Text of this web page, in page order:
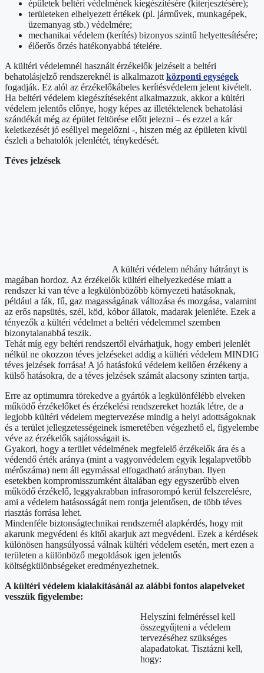
épületek beltéri védelmének kiegészítésére (kiterjesztésére);
területeken elhelyezett értékek (pl. járművek, munkagépek,
üzemanyag stb.) védelmére;
mechanikai védelem (kerítés) bizonyos szintű helyettesítésére;
élőerős őrzés hatékonyabbá tételére.
A kültéri védelemnél használt érzékelők jelzéseit a beltéri
behatolásjelző rendszereknél is alkalmazott központi egységek
fogadják. Ez alól az érzékelőkábeles kerítésvédelem jelent kivételt.
Ha beltéri védelem kiegészítéseként alkalmazzuk, akkor a kültéri
védelem jelentős előnye, hogy képes az illetéktelenek behatolási
szándékát még az épület feltörése előtt jelezni – és ezzel a kár
keletkezését jó eséllyel megelőzni -, hiszen még az épületen kívül
észleli a behatolók jelenlétét, ténykedését.
Téves jelzések
A kültéri védelem néhány hátrányt is
magában hordoz. Az érzékelők kültéri elhelyezkedése miatt a
rendszer ki van téve a legkülönbözőbb környezeti hatásoknak,
például a fák, fű, gaz magasságának változása és mozgása, valamint
az erős napsütés, szél, köd, kóbor állatok, madarak jelenléte. Ezek a
tényezők a kültéri védelmet a beltéri védelemmel szemben
bizonytalanabbá teszik.
Tehát míg egy beltéri rendszertől elvárhatjuk, hogy emberi jelenlét
nélkül ne okozzon téves jelzéseket addig a kültéri védelem MINDIG
téves jelzések forrása! A jó hatásfokú védelem kellően érzékeny a
külső hatásokra, de a téves jelzések számát alacsony szinten tartja.
Erre az optimumra törekedve a gyártók a legkülönfélébb elveken
működő érzékelőket és érzékelési rendszereket hozták létre, de a
legjobb kültéri védelem megtervezése mindig a helyi adottságoknak
és a terület jellegzetességeinek ismeretében végezhető el, figyelembe
véve az érzékelők sajátosságait is.
Gyakori, hogy a terület védelmének megfelelő érzékelők ára és a
védendő érték aránya (mint a vagyonvédelem egyik legalapvetőbb
mérőszáma) nem áll egymással elfogadható arányban. Ilyen
esetekben kompromisszumként általában egy egyszerűbb elven
működő érzékelő, leggyakrabban infrasorompó kerül felszerelésre,
ami a védelem hatásosságát nem rontja jelentősen, de több téves
riasztás forrása lehet.
Mindenféle biztonságtechnikai rendszernél alapkérdés, hogy mit
akarunk megvédeni és kitől akarjuk azt megvédeni. Ezek a kérdések
különösen hangsúlyossá válnak kültéri védelem esetén, mert ezen a
területen a különböző megoldások igen jelentős
költségkülönbségeket eredményezhetnek.
A kültéri védelem kialakításánál az alábbi fontos alapelveket
vesszük figyelembe:
Helyszíni felméréssel kell
összegyűjteni a védelem
tervezéséhez szükséges
alapadatokat. Tisztázni kell,
hogy: